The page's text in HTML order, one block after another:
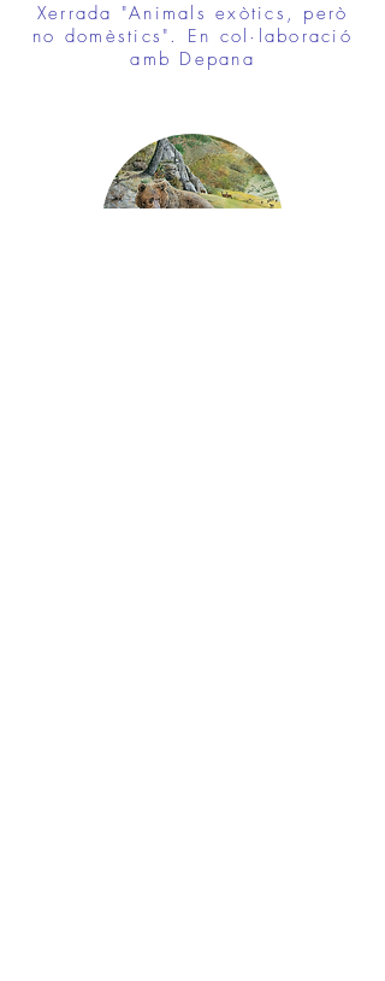
Xerrada "Animals exòtics, però
no domèstics". En col·laboració
amb Depana